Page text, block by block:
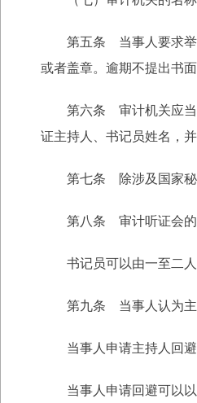
第五条 当事人要求举行
或者盖章。逾期不提出书
第六条 审计机关应当在
证主持人、书记员姓名，
第七条 除涉及国家秘密
第八条 审计听证会的主
书记员可以由一至二人
第九条 当事人认为主持
当事人申请主持人回避
当事人申请回避可以以